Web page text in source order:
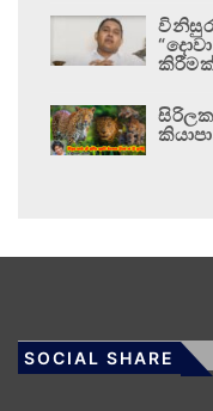
SOCIAL SHARE